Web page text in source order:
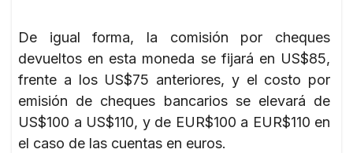
De igual forma, la comisión por cheques
devueltos en esta moneda se fijará en US$85,
frente a los US$75 anteriores, y el costo por
emisión de cheques bancarios se elevará de
US$100 a US$110, y de EUR$100 a EUR$110 en
el caso de las cuentas en euros.